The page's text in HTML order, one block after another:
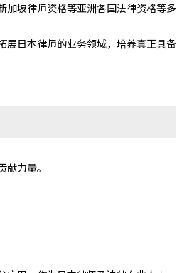
加坡律师资格等亚洲各国法律资格等多
展日本律师的业务领域，培养真正具备
力量。